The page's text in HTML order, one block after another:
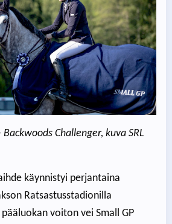
Challenger, kuva SRL
käynnistyi perjantaina
Ratsastusstadionilla
pääluokan voiton vei Small GP